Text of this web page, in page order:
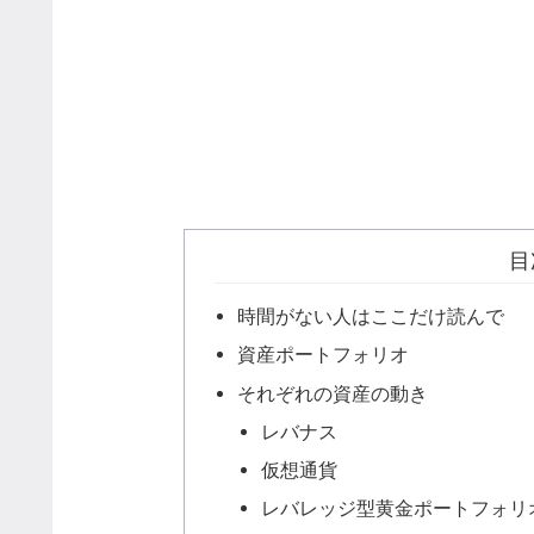
時間がない人はここだけ読んで
資産ポートフォリオ
それぞれの資産の動き
レバナス
仮想通貨
レバレッジ型黄金ポートフォリ